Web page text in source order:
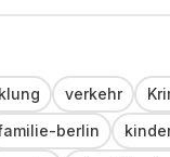
verkehr
berlin